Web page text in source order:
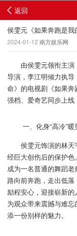
返回
侯雯元《如果奔跑是
2024-01-12 南方娱乐网
由侯雯元领衔主演
导演，李江明倾力执
命》的电视剧《如果
强档、爱奇艺同步上线
一、化身“高冷”暖
侯雯元饰演的林天
经巨大创伤后的保护
成为一名普通的舞蹈
路向前奔跑，走出低
励程安心，迎接崭新
为观众带来震撼与难
添一份别样的魅力。